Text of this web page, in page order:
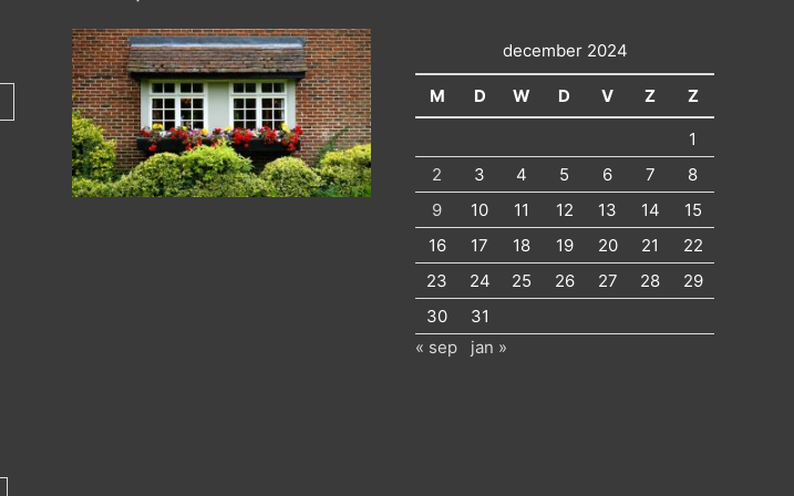
december 2024
M D W D V Z Z
1
2
3 4 5 6 7
8
9
10 11 12 13 14
15
16
17 18 19 20 21
22
23
24 25 26 27 28
29
30
31
« sep
jan »